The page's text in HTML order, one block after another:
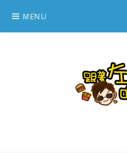
content
MENU